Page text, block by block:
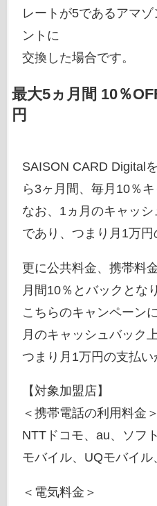
レートが5であるアマ
ントに
交換した場合です。
最大5ヵ月間 10％
円
SAISON CARD Digital
ら3ヶ月間、毎月10％
なお、1ヵ月のキャッ
であり、つまり月1万円
更に公共料金、携帯料
月間10％とバックとな
こちらのキャンペーン
月のキャッシュバック
つまり月1万円の支払い
【対象加盟店】
＜携帯電話の利用料金＞
NTTドコモ、au、ソフ
モバイル、UQモバイ
＜電気料金＞